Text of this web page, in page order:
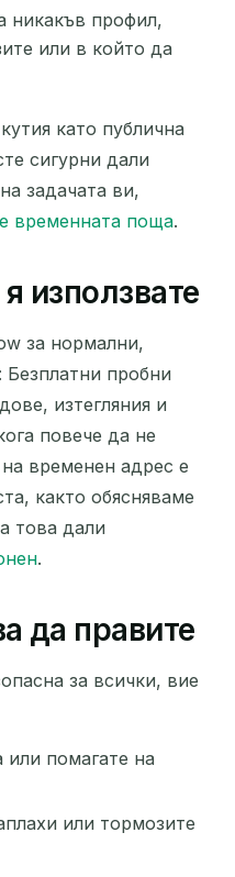
никакъв профил,
или в който да
като публична
сигурни дали
задачата ви,
временната поща.
използвате
за нормални,
пробни
изтегляния и
повече да не
временен адрес е
както обясняваме
това дали
.
да правите
за всички, вие
помагате на
или тормозите